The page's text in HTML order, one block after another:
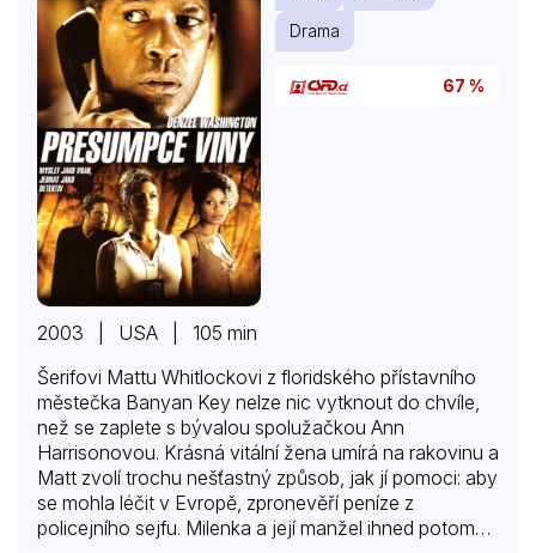
Drama
67 %
2003 | USA | 105 min
Šerifovi Mattu Whitlockovi z floridského přístavního
městečka Banyan Key nelze nic vytknout do chvíle,
než se zaplete s bývalou spolužačkou Ann
Harrisonovou. Krásná vitální žena umírá na rakovinu a
Matt zvolí trochu nešťastný způsob, jak jí pomoci: aby
se mohla léčit v Evropě, zpronevěří peníze z
policejního sejfu. Milenka a její manžel ihned potom